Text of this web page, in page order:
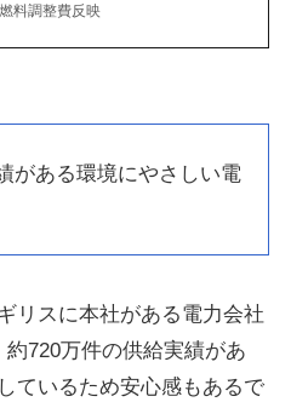
料調整費反映
がある環境にやさしい電
リスに本社がある電力会社
720万件の供給実績があ
ているため安心感もあるで